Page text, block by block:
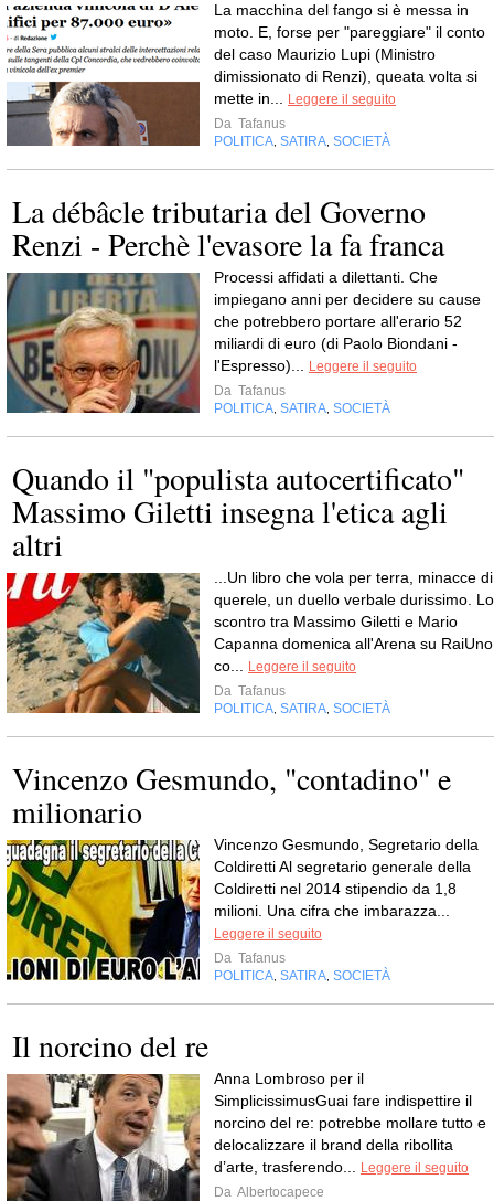
La macchina del fango si è messa in
moto. E, forse per "pareggiare" il conto
del caso Maurizio Lupi (Ministro
dimissionato di Renzi), queata volta si
mette in...
Leggere il seguito
Da Tafanus
POLITICA SATIRA SOCIETÀ
La débâcle tributaria del Governo
Renzi - Perchè l'evasore la fa franca
Processi affidati a dilettanti. Che
impiegano anni per decidere su cause
che potrebbero portare all'erario 52
miliardi di euro (di Paolo Biondani -
l'Espresso)...
Leggere il seguito
Da Tafanus
POLITICA SATIRA SOCIETÀ
Quando il "populista autocertificato"
Massimo Giletti insegna l'etica agli
altri
...Un libro che vola per terra, minacce di
querele, un duello verbale durissimo. Lo
scontro tra Massimo Giletti e Mario
Capanna domenica all'Arena su
co...
Leggere il seguito
Da Tafanus
POLITICA SATIRA SOCIETÀ
Vincenzo Gesmundo, "contadino" e
milionario
Vincenzo Gesmundo, Segretario della
Coldiretti Al segretario generale della
Coldiretti nel 2014 stipendio da 1,8
milioni. Una cifra che imbarazza...
Leggere il seguito
Da Tafanus
POLITICA SATIRA SOCIETÀ
Il norcino del re
Anna Lombroso per il
SimplicissimusGuai fare indispettire il
norcino del re: potrebbe mollare tutto e
delocalizzare il brand della ribollita
d’arte, trasferendo...
Leggere il seguito
Da Albertocapece